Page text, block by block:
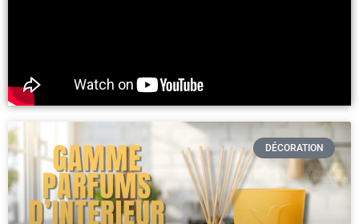
DÉCORATION